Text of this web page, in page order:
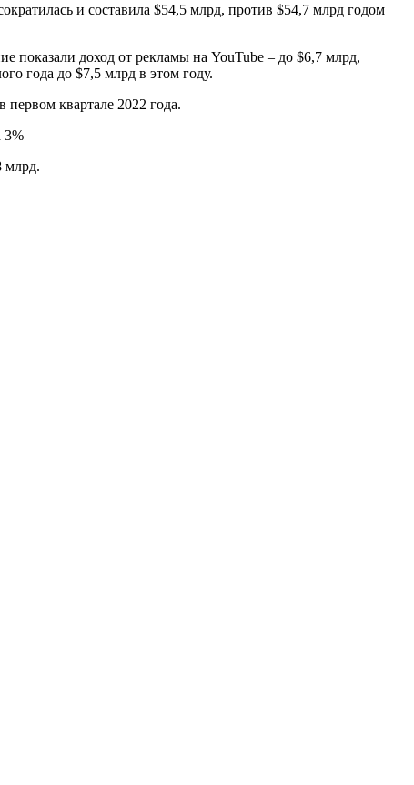
и составила $54,5 млрд, против $54,7 млрд годом
показали доход от рекламы на YouTube – до $6,7 млрд,
года до $7,5 млрд в этом году.
квартале 2022 года.
млрд.